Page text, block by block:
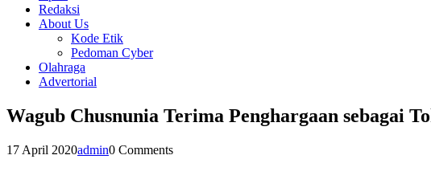
Redaksi
About Us
Kode Etik
Pedoman Cyber
Olahraga
Advertorial
Wagub Chusnunia Terima Penghargaan sebagai
17 April 2020admin0 Comments